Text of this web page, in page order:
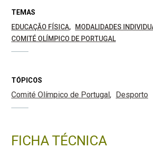
TEMAS
EDUCAÇÃO FÍSICA
MODALIDADES
COMITÉ OLÍMPICO DE PORTUGAL
TÓPICOS
Comité Olímpico de Portugal Desporto
FICHA TÉCNICA